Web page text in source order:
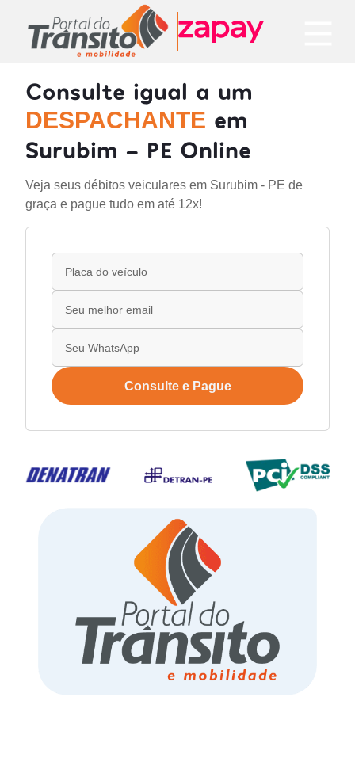
Consulte igual a um
DESPACHANTE em
Surubim - PE Online
Veja seus débitos veiculares em Surubim - PE de
graça e pague tudo em até 12x!
Consulte e Pague